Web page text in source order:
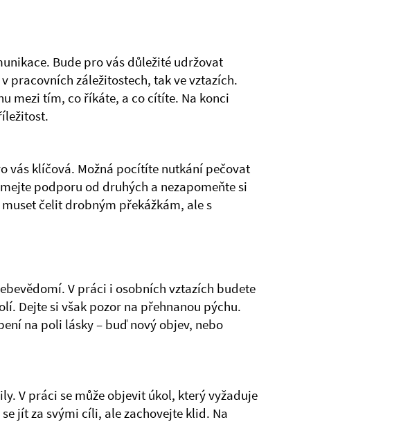
Bude pro vás důležité udržovat
pracovních záležitostech, tak ve vztazích.
mezi tím, co říkáte, a co cítíte. Na konci
vás klíčová. Možná pocítíte nutkání pečovat
podporu od druhých a nezapomeňte si
čelit drobným překážkám, ale s
V práci i osobních vztazích budete
Dejte si však pozor na přehnanou pýchu.
na poli lásky – buď nový objev, nebo
V práci se může objevit úkol, který vyžaduje
jít za svými cíli, ale zachovejte klid. Na